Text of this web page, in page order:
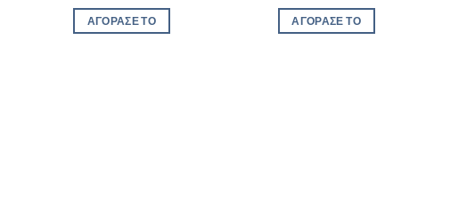
ΑΓΟΡΑΣΕ ΤΟ ΑΓΟΡΑΣΕ ΤΟ